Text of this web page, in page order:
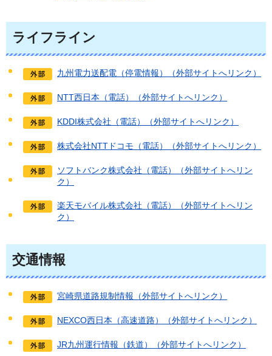
ライフライン
九州電力送配電（停電情報）（外部サイトへリンク）
NTT西日本（電話）（外部サイトへリンク）
KDDI株式会社（電話）（外部サイトへリンク）
株式会社NTTドコモ（電話）（外部サイトへリンク）
ソフトバンク株式会社（電話）（外部サイトへリン
ク）
楽天モバイル株式会社（電話）（外部サイトへリン
ク）
交通情報
宮崎県道路規制情報（外部サイトへリンク）
NEXCO西日本（高速道路）（外部サイトへリンク）
JR九州運行情報（鉄道）（外部サイトへリンク）